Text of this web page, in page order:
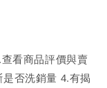
看商品評價與賣
否洗銷量 4.有揭